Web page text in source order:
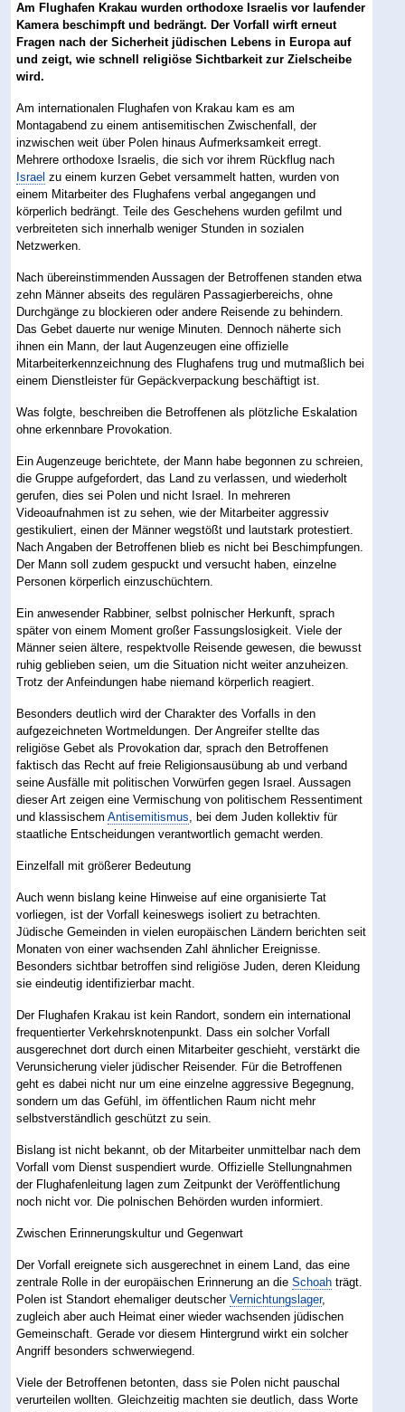
Am Flughafen Krakau wurden orthodoxe Israelis vor laufender
Kamera beschimpft und bedrängt. Der Vorfall wirft erneut
Fragen nach der Sicherheit jüdischen Lebens in Europa auf
und zeigt, wie schnell religiöse Sichtbarkeit zur Zielscheibe
wird.
Am internationalen Flughafen von Krakau kam es am
Montagabend zu einem antisemitischen Zwischenfall, der
inzwischen weit über Polen hinaus Aufmerksamkeit erregt.
Mehrere orthodoxe Israelis, die sich vor ihrem Rückflug nach
Israel zu einem kurzen Gebet versammelt hatten, wurden von
einem Mitarbeiter des Flughafens verbal angegangen und
körperlich bedrängt. Teile des Geschehens wurden gefilmt und
verbreiteten sich innerhalb weniger Stunden in sozialen
Netzwerken.
Nach übereinstimmenden Aussagen der Betroffenen standen etwa
zehn Männer abseits des regulären Passagierbereichs, ohne
Durchgänge zu blockieren oder andere Reisende zu behindern.
Das Gebet dauerte nur wenige Minuten. Dennoch näherte sich
ihnen ein Mann, der laut Augenzeugen eine offizielle
Mitarbeiterkennzeichnung des Flughafens trug und mutmaßlich bei
einem Dienstleister für Gepäckverpackung beschäftigt ist.
Was folgte, beschreiben die Betroffenen als plötzliche Eskalation
ohne erkennbare Provokation.
Ein Augenzeuge berichtete, der Mann habe begonnen zu schreien,
die Gruppe aufgefordert, das Land zu verlassen, und wiederholt
gerufen, dies sei Polen und nicht Israel. In mehreren
Videoaufnahmen ist zu sehen, wie der Mitarbeiter aggressiv
gestikuliert, einen der Männer wegstößt und lautstark protestiert.
Nach Angaben der Betroffenen blieb es nicht bei Beschimpfungen.
Der Mann soll zudem gespuckt und versucht haben, einzelne
Personen körperlich einzuschüchtern.
Ein anwesender Rabbiner, selbst polnischer Herkunft, sprach
später von einem Moment großer Fassungslosigkeit. Viele der
Männer seien ältere, respektvolle Reisende gewesen, die bewusst
ruhig geblieben seien, um die Situation nicht weiter anzuheizen.
Trotz der Anfeindungen habe niemand körperlich reagiert.
Besonders deutlich wird der Charakter des Vorfalls in den
aufgezeichneten Wortmeldungen. Der Angreifer stellte das
religiöse Gebet als Provokation dar, sprach den Betroffenen
faktisch das Recht auf freie Religionsausübung ab und verband
seine Ausfälle mit politischen Vorwürfen gegen Israel. Aussagen
dieser Art zeigen eine Vermischung von politischem Ressentiment
und klassischemAntisemitismus, bei dem Juden kollektiv für
staatliche Entscheidungen verantwortlich gemacht werden.
Einzelfall mit größerer Bedeutung
Auch wenn bislang keine Hinweise auf eine organisierte Tat
vorliegen, ist der Vorfall keineswegs isoliert zu betrachten.
Jüdische Gemeinden in vielen europäischen Ländern berichten seit
Monaten von einer wachsenden Zahl ähnlicher Ereignisse.
Besonders sichtbar betroffen sind religiöse Juden, deren Kleidung
sie eindeutig identifizierbar macht.
Der Flughafen Krakau ist kein Randort, sondern ein international
frequentierter Verkehrsknotenpunkt. Dass ein solcher Vorfall
ausgerechnet dort durch einen Mitarbeiter geschieht, verstärkt die
Verunsicherung vieler jüdischer Reisender. Für die Betroffenen
geht es dabei nicht nur um eine einzelne aggressive Begegnung,
sondern um das Gefühl, im öffentlichen Raum nicht mehr
selbstverständlich geschützt zu sein.
Bislang ist nicht bekannt, ob der Mitarbeiter unmittelbar nach dem
Vorfall vom Dienst suspendiert wurde. Offizielle Stellungnahmen
der Flughafenleitung lagen zum Zeitpunkt der Veröffentlichung
noch nicht vor. Die polnischen Behörden wurden informiert.
Zwischen Erinnerungskultur und Gegenwart
Der Vorfall ereignete sich ausgerechnet in einem Land, das eine
zentrale Rolle in der europäischen Erinnerung an dieSchoah trägt.
Polen ist Standort ehemaliger deutscherVernichtungslager,
zugleich aber auch Heimat einer wieder wachsenden jüdischen
Gemeinschaft. Gerade vor diesem Hintergrund wirkt ein solcher
Angriff besonders schwerwiegend.
Viele der Betroffenen betonten, dass sie Polen nicht pauschal
verurteilen wollten. Gleichzeitig machten sie deutlich, dass Worte